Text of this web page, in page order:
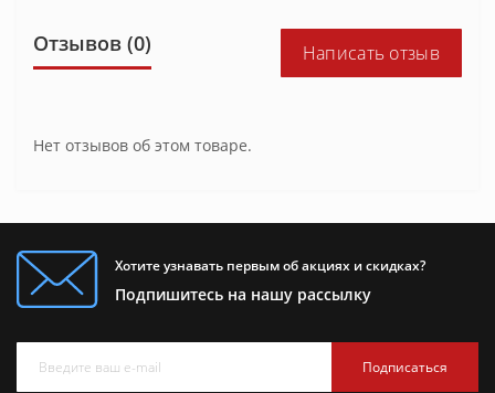
Отзывов (0) Написать отзыв
Нет отзывов об этом товаре.
Хотите узнавать первым об акциях и скидках?
Подпишитесь на нашу рассылку
Подписаться